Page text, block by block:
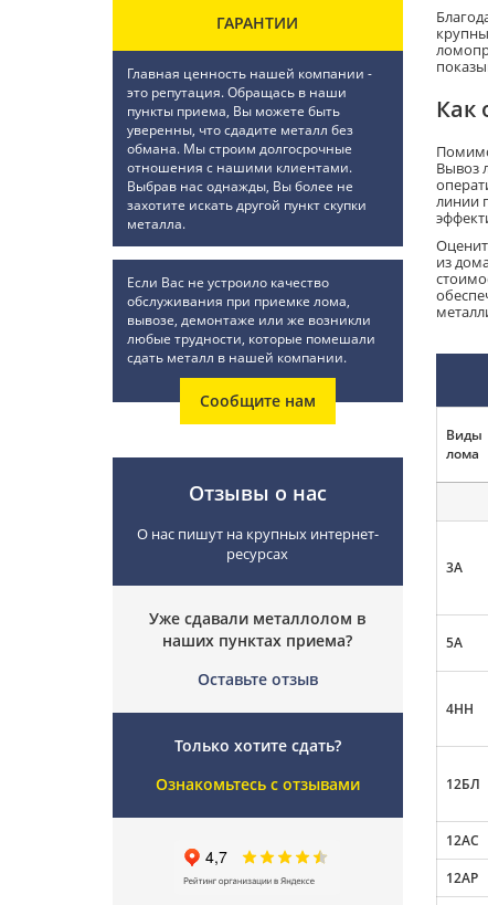
Как
Вывоз
линии
из
Виды
лома
3А
5А
4НН
12БЛ
12АС
12АР
ГАРАНТИИ
Главная ценность нашей компании -
это репутация. Обращась в наши
пункты приема, Вы можете быть
уверенны, что сдадите металл без
обмана. Мы строим долгосрочные
отношения с нашими клиентами.
Выбрав нас однажды, Вы более не
захотите искать другой пункт скупки
металла.
Если Вас не устроило качество
обслуживания при приемке лома,
вывозе, демонтаже или же возникли
любые трудности, которые помешали
сдать металл в нашей компании.
Сообщите нам
Отзывы о нас
О нас пишут на крупных интернет-
ресурсах
Уже сдавали металлолом в
наших пунктах приема?
Оставьте отзыв
Только хотите сдать?
Ознакомьтесь с отзывами